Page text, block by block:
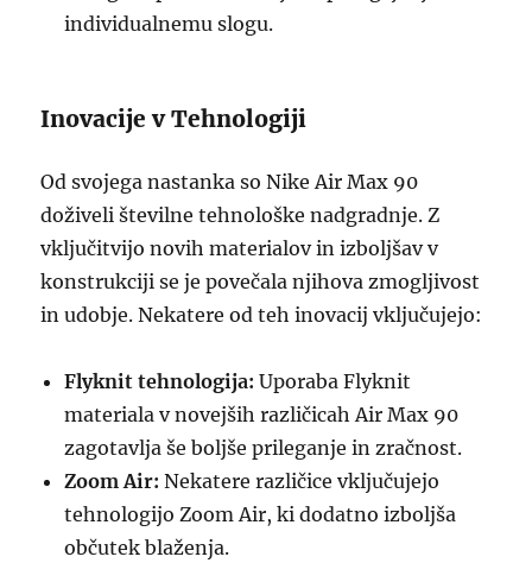
individualnemu slogu.
Inovacije v Tehnologiji
Od svojega nastanka so Nike Air Max 90
doživeli številne tehnološke nadgradnje. Z
vključitvijo novih materialov in izboljšav v
konstrukciji se je povečala njihova zmogljivost
in udobje. Nekatere od teh inovacij vključujejo:
Flyknit tehnologija: Uporaba Flyknit
materiala v novejših različicah Air Max 90
zagotavlja še boljše prileganje in zračnost.
Zoom Air: Nekatere različice vključujejo
tehnologijo Zoom Air, ki dodatno izboljša
občutek blaženja.